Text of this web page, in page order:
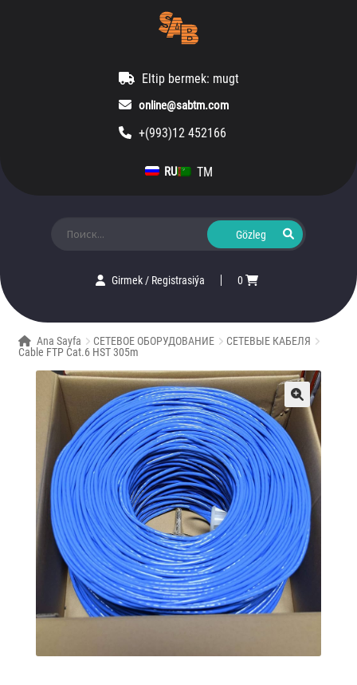
Eltip bermek: mugt
online@sabtm.com
+(993)12 452166
RU TM
Girmek/ Registrasiýa 0
Ana Sayfa СЕТЕВОЕ ОБОРУДОВАНИЕ
СЕТЕВЫЕ КАБЕЛЯ
Cable FTP Cat.6 HST 305m